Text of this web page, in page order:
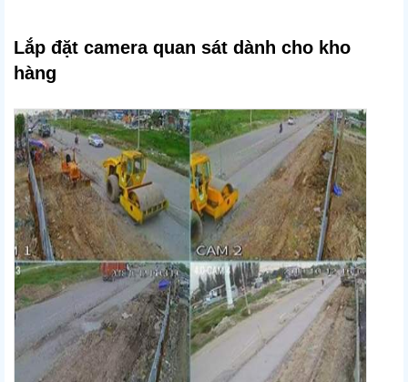
Lắp đặt camera quan sát dành cho kho
hàng